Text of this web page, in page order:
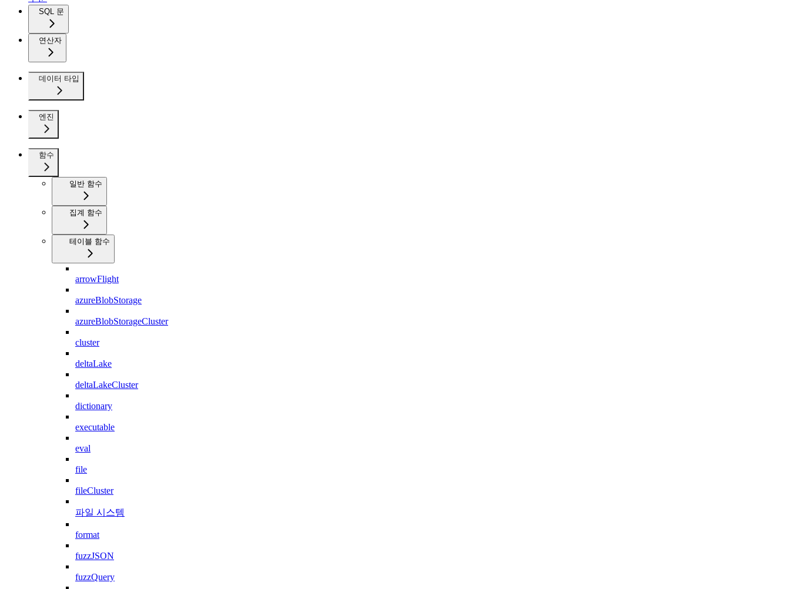
SQL 문
연산자
데이터 타입
엔진
함수
일반 함수
집계 함수
테이블 함수
arrowFlight
azureBlobStorage
azureBlobStorageCluster
cluster
deltaLake
deltaLakeCluster
dictionary
executable
eval
file
fileCluster
파일 시스템
format
fuzzJSON
fuzzQuery